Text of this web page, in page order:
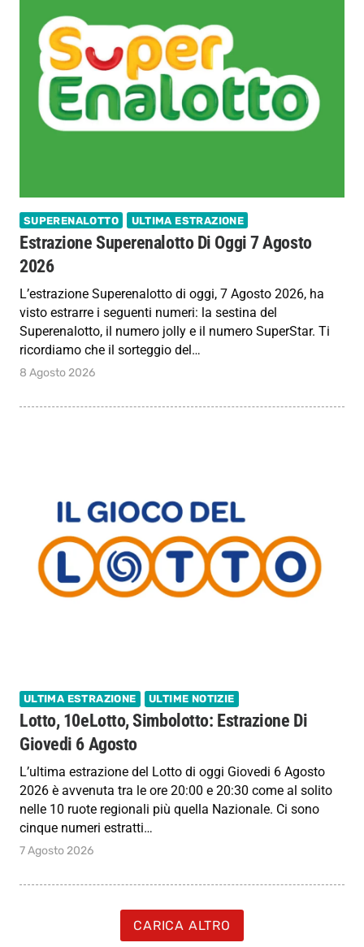
SUPERENALOTTO ULTIMA ESTRAZIONE
Estrazione Superenalotto Di Oggi 7 Agosto
2026
L’estrazione Superenalotto di oggi, 7 Agosto 2026, ha
visto estrarre i seguenti numeri: la sestina del
Superenalotto, il numero jolly e il numero SuperStar. Ti
ricordiamo che il sorteggio del…
8 Agosto 2026
ULTIMA ESTRAZIONE ULTIME NOTIZIE
Lotto, 10eLotto, Simbolotto: Estrazione Di
Giovedi 6 Agosto
L’ultima estrazione del Lotto di oggi Giovedi 6 Agosto
2026 è avvenuta tra le ore 20:00 e 20:30 come al solito
nelle 10 ruote regionali più quella Nazionale. Ci sono
cinque numeri estratti…
7 Agosto 2026
CARICA ALTRO